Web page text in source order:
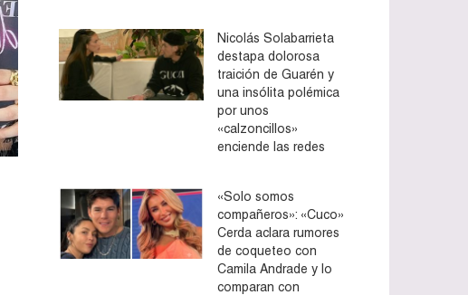
Nicolás Solabarrieta
destapa dolorosa
traición de Guarén y
una insólita polémica
por unos
«calzoncillos»
enciende las redes
«Solo somos
compañeros»: «Cuco»
Cerda aclara rumores
de coqueteo con
Camila Andrade y lo
comparan con